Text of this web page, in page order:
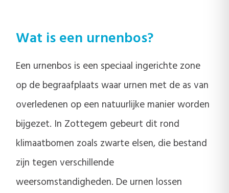
Wat is een urnenbos?
Een urnenbos is een speciaal ingerichte zone
op de begraafplaats waar urnen met de as van
overledenen op een natuurlijke manier worden
bijgezet. In Zottegem gebeurt dit rond
klimaatbomen zoals zwarte elsen, die bestand
zijn tegen verschillende
weersomstandigheden. De urnen lossen